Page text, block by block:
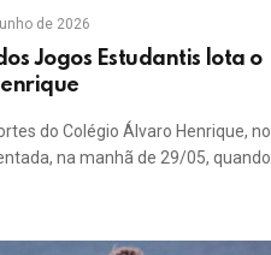
de 2026
Jogos Estudantis lota o
do Colégio Álvaro Henrique, no
na manhã de 29/05, quando